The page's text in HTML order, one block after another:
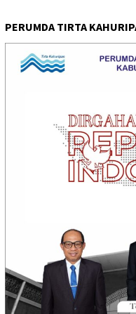
PERUMDA TIRTA